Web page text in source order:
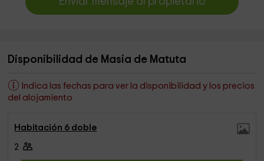
Disponibilidad de Masia de Matuta
Indica las fechas para ver la disponibilidad y los precios
del alojamiento
Habitación 6 doble
2